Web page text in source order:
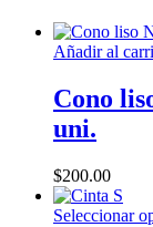
Añadir al
Cono
uni.
$200.00
Seleccionar